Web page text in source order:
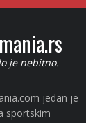
je nebitno.
jedan je
sportskim